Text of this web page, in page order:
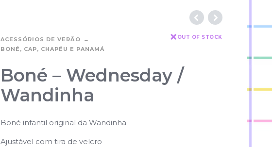
ACESSÓRIOS DE VERÃO
BONÉ, CAP, CHAPÉU E PANAMÁ
OUT OF STOCK
Boné – Wednesday /
Wandinha
Boné infantil original da Wandinha
Ajustável com tira de velcro